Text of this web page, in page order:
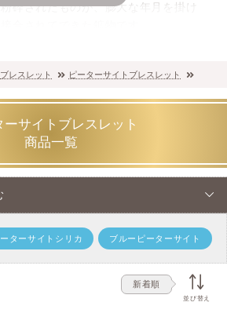
砕されたものが、膨大な年月を掛け
掘されるものは比較的黄～褐色系が
イと同じクロシドライトを主成分と
ゲートですが、再結合される地中の
アイとはまったく異なり、まるで油
アイ効果)が見られるものも存在しま
サイトブレスレットを可能な
ブレスレット ピーターサイトブレスレット
ーサイトブレスレット
商品一覧
ターサイトシリカ ブルーピーターサイト
新着順
並び替え